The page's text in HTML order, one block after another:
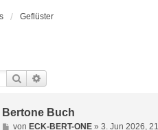
Geflüster
Suche
Bertone Buch
Bvon ECK-BERT-ONE» 3. Jun 2026,